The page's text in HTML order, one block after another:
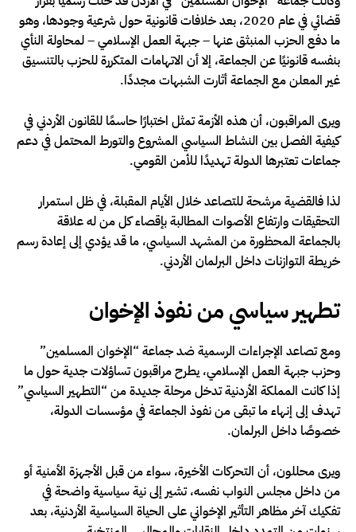
قضائي في عام 2020، بعد خلافات قانونية حول شرعية وجودها، وهو
ما دفع الحزب المنبثق عنها – جبهة العمل الإسلامي – لمحاولة النأي
بنفسه قانونيًا عن الجماعة، إلا أن الاتهامات المتكررة للحزب بالتنسيق
غير المعلن مع الجماعة أثارت الشبهات مجددًا.
ويرى المراقبون، أن هذه الأزمة تمثل اختبارًا حاسمًا للقانون الأردني في
كيفية الفصل بين النشاط السياسي المشروع والتورط المحتمل في دعم
جماعات تعتبرها الدولة تهديدًا للأمن القومي.
لذا فالقضية مرشحة للتصاعد خلال الأيام المقبلة، في ظل استمرار
التحقيقات وارتفاع الأصوات المطالبة بإقصاء كل من له علاقة
بالجماعة المحظورة من المشهد السياسي، ما قد يؤدي إلى إعادة رسم
خريطة التوازنات داخل البرلمان الأردني.
تطهير سياسي من نفوذ الإخوان
ومع تصاعد الإجراءات الرسمية ضد جماعة “الإخوان المسلمين”
وحزب جبهة العمل الإسلامي، يطرح مراقبون تساؤلات جدية حول ما
إذا كانت المملكة الأردنية تدخل مرحلة جديدة من “التطهير السياسي”
تهدف إلى إنهاء ما تبقى من نفوذ الجماعة في مؤسسات الدولة،
خصوصًا داخل البرلمان.
ويرى محللون، أن التحركات الأخيرة، سواء من قبل الأجهزة الأمنية أو
من داخل مجلس النواب نفسه، تشير إلى نية سياسية واضحة في
تفكيك آخر مظاهر التأثير الإخواني على الحياة السياسية الأردنية، بعد